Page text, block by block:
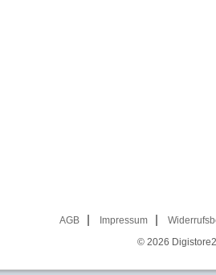
AGB Impressum
© 2026